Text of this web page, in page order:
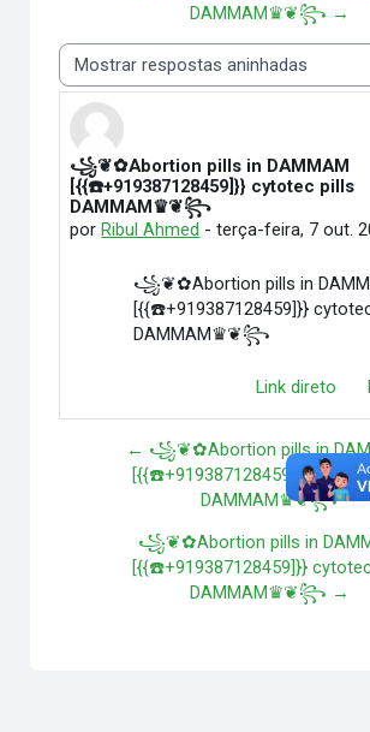
DAMMAM♛❦꧂ →
Modo de visualização
꧁❦✿Abortion pills in DAMMAM
[{{☎️+919387128459]}} cytotec pills
DAMMAM♛❦꧂
por Ribul Ahmed -terça-feira, 7 out.
Número de respostas: 0
꧁❦✿Abortion pills in
[{{☎️+919387128459]}}
DAMMAM♛❦꧂
Link direto
← ꧁❦✿Abortion pills in
[{{☎️+919387128459]}}
DAMMAM♛❦꧂
꧁❦✿Abortion pills in
[{{☎️+919387128459]}}
DAMMAM♛❦꧂ →